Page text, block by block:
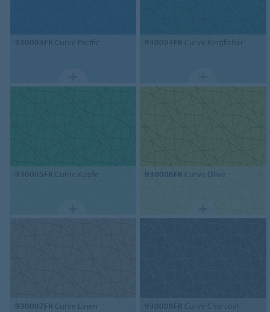
930003FR Curve Pacific 930004FR Curve Kingfisher
930005FR Curve Apple 930006FR Curve Olive
930007FR Curve Linen 930008FR Curve Charcoal